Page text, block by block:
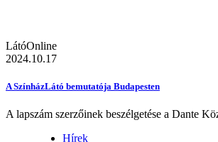
LátóOnline
2024.10.17
A SzínházLátó bemutatója Budapesten
A lapszám szerzőinek beszélgetése a Dante
Hírek